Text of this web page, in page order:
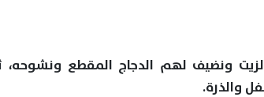
ونضيف لهم الدجاج المقطع
والذرة.